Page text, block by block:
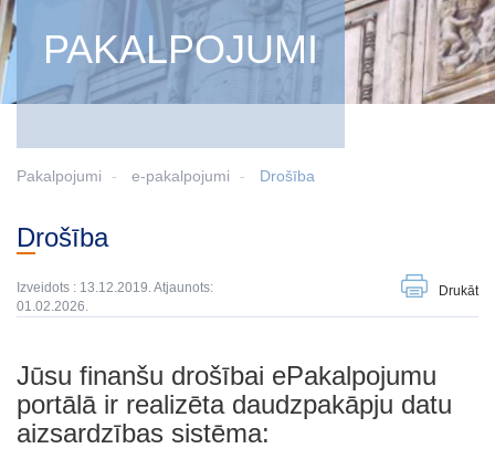
PAKALPOJUMI
Pakalpojumi e-pakalpojumi Drošība
Drošība
Izveidots : 13.12.2019. Atjaunots:
01.02.2026.
Drukāt
Jūsu finanšu drošībai ePakalpojumu
portālā ir realizēta daudzpakāpju datu
aizsardzības sistēma: